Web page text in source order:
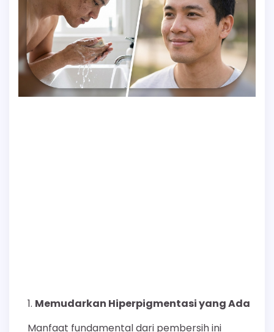
Memudarkan Hiperpigmentasi yang Ada
Manfaat fundamental dari pembersih ini